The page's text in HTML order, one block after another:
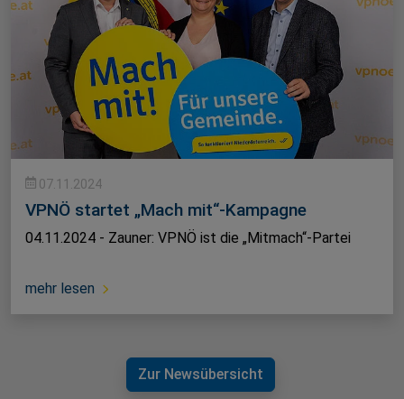
07.11.2024
VPNÖ startet „Mach mit“-Kampagne
04.11.2024 - Zauner: VPNÖ ist die „Mitmach“-Partei
mehr lesen
Zur Newsübersicht